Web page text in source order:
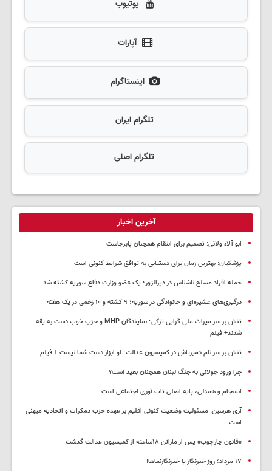
یوتیوب
آپارات
اینستاگرام
تلگرام ایران
تلگرام اصلی
آخرین اخبار
ابو آلاء ولائی: تصمیم برای انتقام همچنان پابرجاست
پزشکیان‌: بهترین زمان برای دستیابی به توافق شرایط کنونی است
حمله افراد مسلح ناشناس در دیرالزور؛ یک عضو وزارت دفاع سوریه کشته شد
درگیری‌های عشیره‌ای و خانوادگی در سوریه؛ ۹ کشته و ۱۰ زخمی در یک هفته
تنش بر سر میراث ملی گرایی ترکی؛ نمایندگان MHP و حزب خوب دست به یقه
شدند+ فیلم
تنش بر سر نام دمیرتاش در کمیسیون عدالت؛ او ابزار دست شما نیست + فیلم
چرا ورود جولانی به جنگ لبنان همچنان بعید است؟
انسجام و همدلی، پایه اصلی تاب آوری اجتماعی است
آری هرسین: مسئولیت وضعیت کنونی اقلیم بر عهده حزب دمکرات و اتحادیه میهنی
است
«قانون چارچوب» پس از ماراتن ۱۸ساعته از کمیسیون عدالت گذشت
١٧ مرداد؛ روز خبرنگار یا خبرنگارنماها!